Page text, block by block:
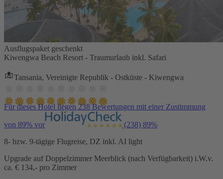
Ausflugspaket geschenkt
Kiwengwa Beach Resort - Traumurlaub inkl. Safari
Tansania, Vereinigte Republik - Ostküste - Kiwengwa
Für dieses Hotel liegen 238 Bewertungen mit einer Zustimmung
von 89% vor (238) 89%
8- bzw. 9-tägige Flugreise, DZ inkl. AI light
Upgrade auf Doppelzimmer Meerblick (nach Verfügbarkeit) i.W.v.
ca. € 134,- pro Zimmer